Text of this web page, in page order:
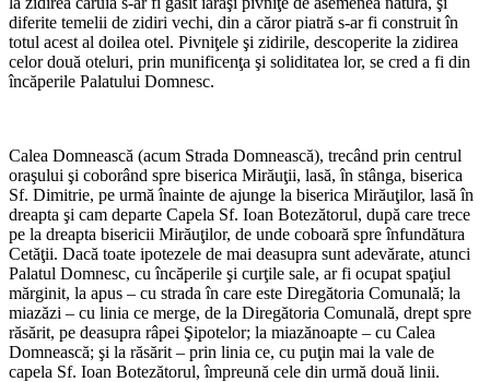
diferite temelii de zidiri ve­chi, din a căror piatră s-ar fi construit în
totul acest al doilea otel. Pivniţele şi zidirile, descoperite la zidirea
celor două oteluri, prin munificenţa şi soliditatea lor, se cred a fi din
încăperile Palatului Domnesc.
Calea Domnească (acum Strada Domnească), trecând prin centrul
oraşului şi coborând spre biserica Mirăuţii, lasă, în stânga, biserica
Sf. Dimitrie, pe urmă înainte de ajunge la biserica Mirăuţilor, lasă în
dreapta şi cam de­parte Capela Sf. Ioan Botezătorul, după care trece
pe la dreapta bisericii Mirăuţilor, de unde coboară spre înfundătura
Cetăţii. Dacă toate ipotezele de mai deasupra sunt adevărate, atunci
Palatul Domnesc, cu încăperile şi curţile sale, ar fi ocupat spaţiul
mărginit, la apus – cu strada în care este Diregătoria Comunală; la
miazăzi – cu linia ce merge, de la Diregătoria Comunală, drept spre
răsărit, pe deasupra râpei Şipotelor; la miazănoapte – cu Calea
Domnească; şi la răsărit – prin linia ce, cu puţin mai la vale de
capela Sf. Ioan Botezătorul, împreună cele din urmă două linii.